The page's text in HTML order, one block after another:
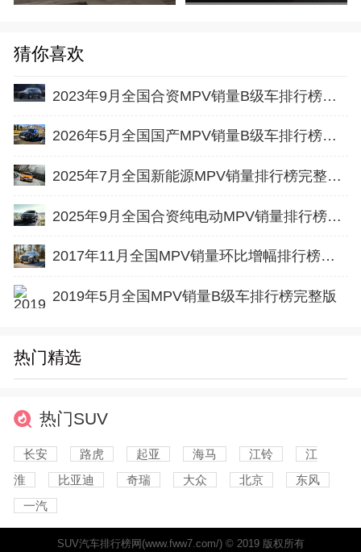
猜你喜欢
2023年9月全国合资MPV销量B级车排行榜完整版(零售量
2026年5月全国国产MPV销量B级车排行榜完整版(批发量
2025年7月全国新能源MPV销量排行榜完整版(零售量
2025年9月全国合资纯电动MPV销量排行榜完整版(批发量
2017年11月全国MPV销量环比增幅排行榜完整版
2019年5月全国MPV销量B级车排行榜完整版
热门精选
热门SUV
长安 路虎 起亚 海马 江铃
江
淮
比亚迪 奇瑞 大众 北京
东风
一汽
SUV汽车排行榜网(www.fww7.com/) © 2019 版权所有